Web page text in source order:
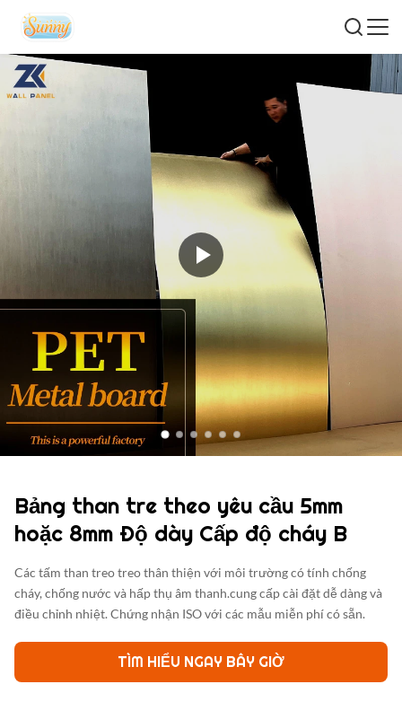
Bảng than tre theo yêu cầu 5mm
hoặc 8mm Độ dày Cấp độ cháy B
Các tấm than treo treo thân thiện với môi trường có tính chống
cháy, chống nước và hấp thụ âm thanh.cung cấp cài đặt dễ dàng và
điều chỉnh nhiệt. Chứng nhận ISO với các mẫu miễn phí có sẵn.
TÌM HIỂU NGAY BÂY GIỜ